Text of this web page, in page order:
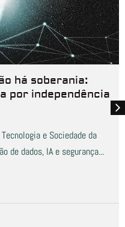
há soberania:
por independência
e Sociedade da
de dados, IA e segurança...